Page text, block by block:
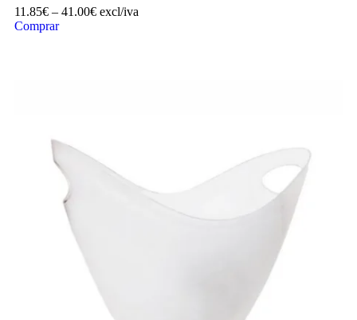
11.85€ – 41.00€ excl/iva
Comprar